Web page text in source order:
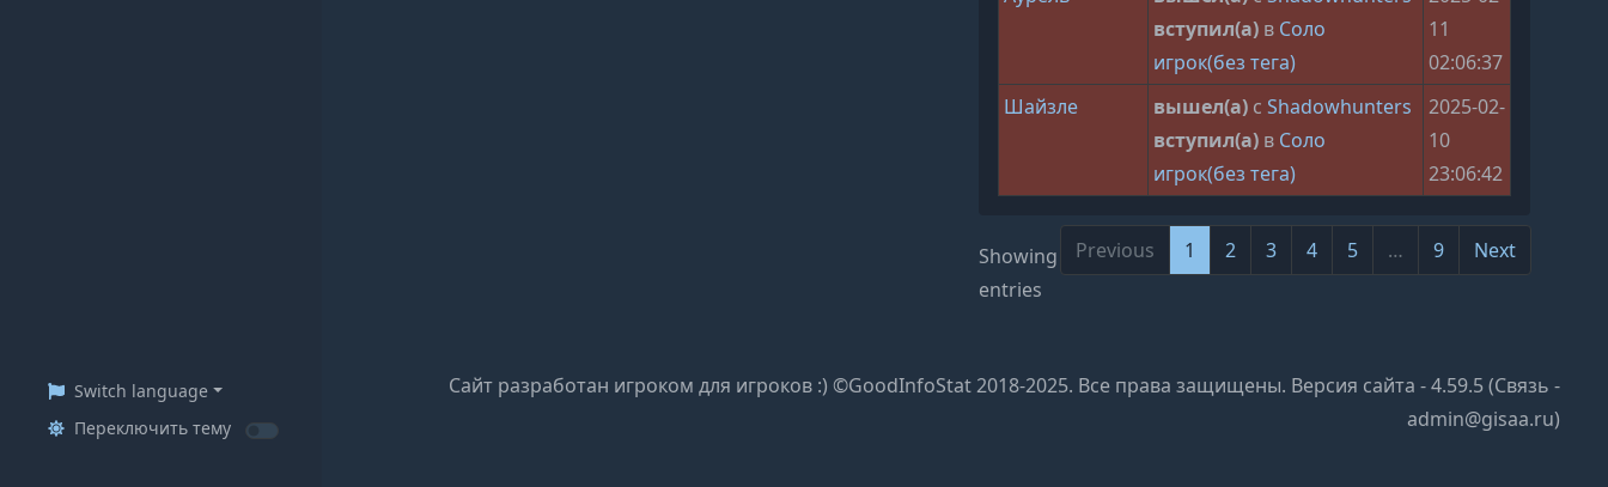
Switch language
Переключить тему
вступил(а) в Соло
игрок(без тега)
11
02:06:37
Шайзле
вышел(а) сShadowhunters
вступил(а) в Соло
игрок(без тега)
2025-02-
10
23:06:42
Showing 1 to 10 of 88
entries
Previous 1 2 3 4 5 … 9 Next
Сайт разработан игроком для игроков :) ©GoodInfoStat 2018-2025. Все права защищены. Версия сайта - 4.59.5 (Связь -
admin@gisaa.ru)